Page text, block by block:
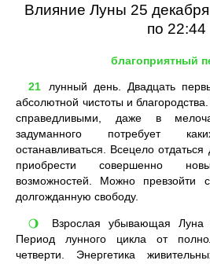
Влияние Луны 25
по 22:44
благоприятный
21
лунный день. Двадцать
абсолютной чистоты и
справедливыми, даже в
задуманного потребует
останавливаться. Всецело отдаться
приобрести совершенно
возможностей. Можно превзойти
долгожданную свободу.
🌖
Взрослая убывающая
Период лунного цикла от
четверти. Энергетика